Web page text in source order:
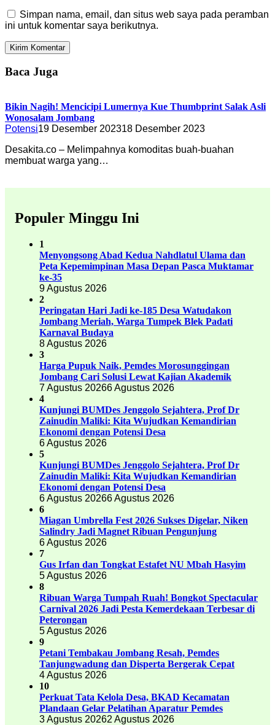
Simpan nama, email, dan situs web saya pada peramban
ini untuk komentar saya berikutnya.
Baca Juga
Bikin Nagih! Mencicipi Lumernya Kue Thumbprint Salak Asli
Wonosalam Jombang
Potensi19 Desember 202318 Desember 2023
Desakita.co – Melimpahnya komoditas buah-buahan
membuat warga yang…
Populer Minggu Ini
1
Menyongsong Abad Kedua Nahdlatul Ulama dan
Peta Kepemimpinan Masa Depan Pasca Muktamar
ke-35
9 Agustus 2026
2
Peringatan Hari Jadi ke-185 Desa Watudakon
Jombang Meriah, Warga Tumpek Blek Padati
Karnaval Budaya
8 Agustus 2026
3
Harga Pupuk Naik, Pemdes Morosunggingan
Jombang Cari Solusi Lewat Kajian Akademik
7 Agustus 20266 Agustus 2026
4
Kunjungi BUMDes Jenggolo Sejahtera, Prof Dr
Zainudin Maliki: Kita Wujudkan Kemandirian
Ekonomi dengan Potensi Desa
6 Agustus 2026
5
Kunjungi BUMDes Jenggolo Sejahtera, Prof Dr
Zainudin Maliki: Kita Wujudkan Kemandirian
Ekonomi dengan Potensi Desa
6 Agustus 20266 Agustus 2026
6
Miagan Umbrella Fest 2026 Sukses Digelar, Niken
Salindry Jadi Magnet Ribuan Pengunjung
6 Agustus 2026
7
Gus Irfan dan Tongkat Estafet NU Mbah Hasyim
5 Agustus 2026
8
Ribuan Warga Tumpah Ruah! Bongkot Spectacular
Carnival 2026 Jadi Pesta Kemerdekaan Terbesar di
Peterongan
5 Agustus 2026
9
Petani Tembakau Jombang Resah, Pemdes
Tanjungwadung dan Disperta Bergerak Cepat
4 Agustus 2026
10
Perkuat Tata Kelola Desa, BKAD Kecamatan
Plandaan Gelar Pelatihan Aparatur Pemdes
3 Agustus 20262 Agustus 2026